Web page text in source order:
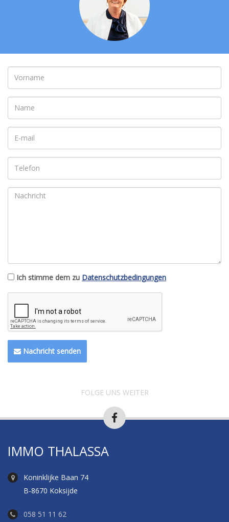
Ich stimme dem zu Datenschutzbedingungen
Nachricht senden
FOLGE UNS WEITER
IMMO THALASSA
Koninklijke Baan 74
B-8670 Koksijde
058 51 11 62